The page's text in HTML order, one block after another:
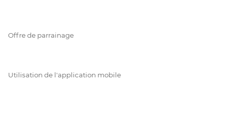
Offre de parrainage
Utilisation de l'application mobile